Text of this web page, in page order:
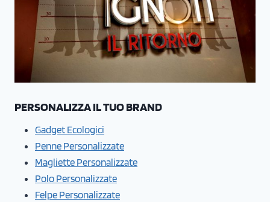
PERSONALIZZA IL TUO BRAND
Gadget Ecologici
Penne Personalizzate
Magliette Personalizzate
Polo Personalizzate
Felpe Personalizzate